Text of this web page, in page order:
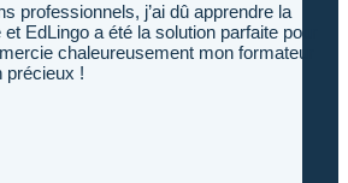
professionnels, j’ai dû apprendre la
EdLingo a été la solution parfaite pour
chaleureusement mon formateur
précieux !